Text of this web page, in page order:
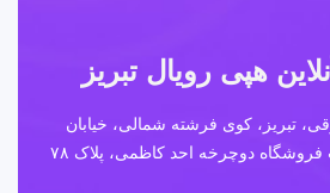
هپی رویال تبریز
تبریز، کوی فرشته شمالی، خیابان
دوچرخه احد کاظمی، پلاک ۷۸